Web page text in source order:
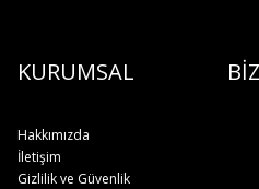
KURUMSAL
Hakkımızda
İletişim
Gizlilik ve Güvenlik